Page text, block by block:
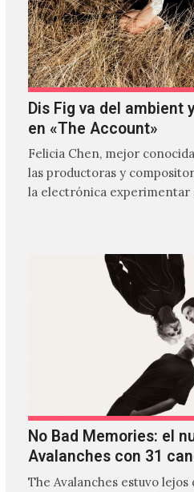
Dis Fig va del ambient
en «The Account»
Felicia Chen, mejor
las productoras y
la electrónica experimentar
No Bad Memories: el
Avalanches con 31
The Avalanches estuvo